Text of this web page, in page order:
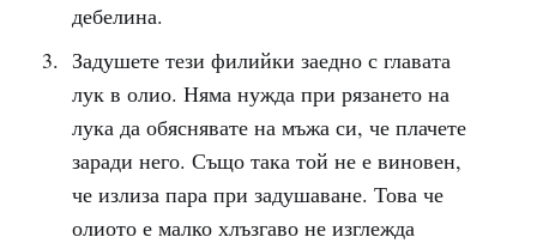
дебелина.
Задушете тези филийки заедно с главата
лук в олио. Няма нужда при рязането на
лука да обяснявате на мъжа си, че плачете
заради него. Също така той не е виновен,
че излиза пара при задушаване. Това че
олиото е малко хлъзгаво не изглежда